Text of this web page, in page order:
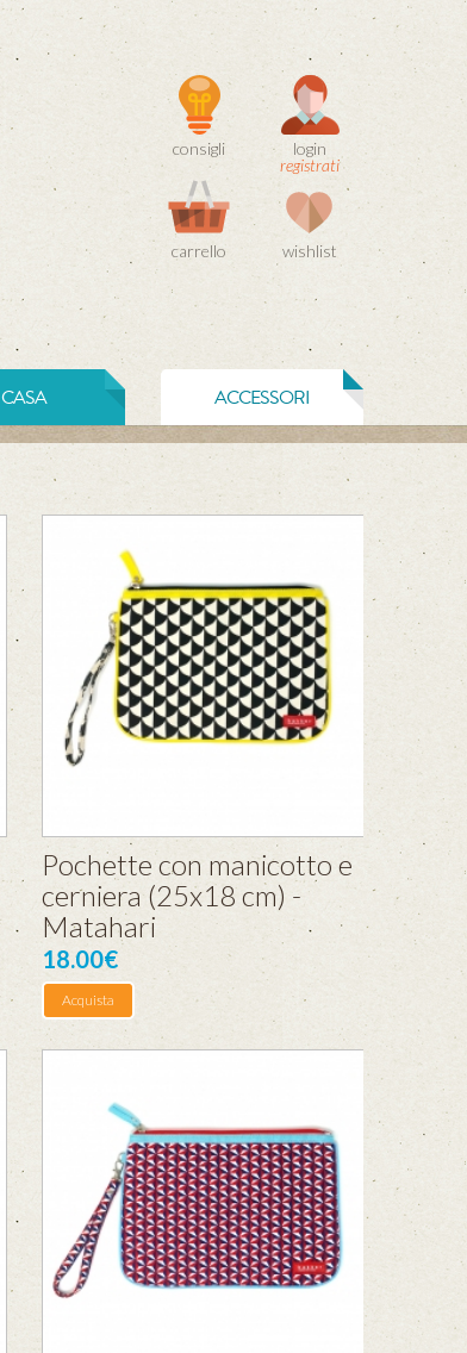
consigli
login
registrati
carrello wishlist
CASA ACCESSORI
Pochette con manicotto e
cerniera (25x18 cm) -
Matahari
18.00€
Acquista